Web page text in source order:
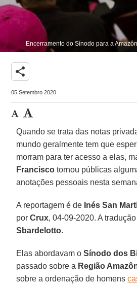
Encerramento do Sínodo para a
share
05 Setembro 2020
Quando se trata das notas
mundo geralmente tem que
morram para ter acesso a elas,
Francisco tornou públicas
anotações pessoais nesta
A reportagem é de Inés San
porCrux, 04-09-2020. A
Sbardelotto.
Elas abordavam oSínodo dos
passado sobre a Região
sobre a ordenação de homens